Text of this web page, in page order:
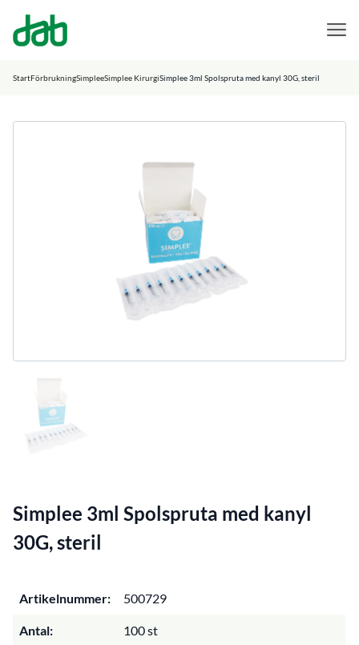
DAB Dental
StartFörbrukningSimpleeSimplee KirurgiSimplee 3ml Spolspruta med kanyl 30G, steril
Simplee 3ml Spolspruta med kanyl
30G, steril
Artikelnummer: 500729
Antal: 100 st